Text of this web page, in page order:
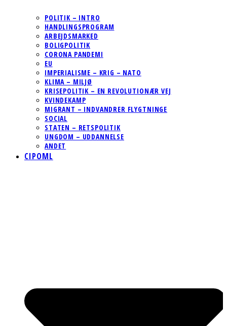
POLITIK – INTRO
HANDLINGSPROGRAM
ARBEJDSMARKED
BOLIGPOLITIK
CORONA PANDEMI
EU
IMPERIALISME – KRIG – NATO
KLIMA – MILJØ
KRISEPOLITIK – EN REVOLUTIONÆR VEJ
KVINDEKAMP
MIGRANT – INDVANDRER FLYGTNINGE
SOCIAL
STATEN – RETSPOLITIK
UNGDOM – UDDANNELSE
ANDET
CIPOML